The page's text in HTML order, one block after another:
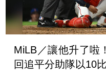
MiLB／讓他升了啦
回追平分助隊以10